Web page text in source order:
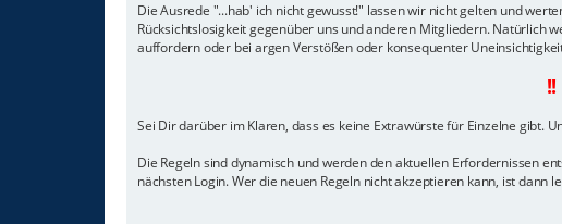
Die Ausrede "...hab' ich nicht gewusst!" lassen wir nicht gelten und
Rücksichtslosigkeit gegenüber uns und anderen Mitgliedern. Natürlich
auffordern oder bei argen Verstößen oder konsequenter
Sei Dir darüber im Klaren, dass es keine Extrawürste für Einzelne gibt.
Die Regeln sind dynamisch und werden den aktuellen Erfordernissen
nächsten Login. Wer die neuen Regeln nicht akzeptieren kann, ist dann